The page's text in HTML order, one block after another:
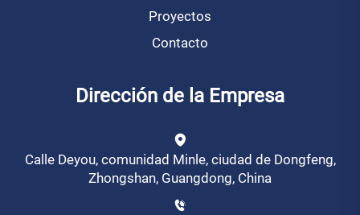
Proyectos
Contacto
Dirección de la Empresa
Calle Deyou, comunidad Minle, ciudad de Dongfeng,
Zhongshan, Guangdong, China